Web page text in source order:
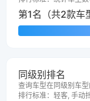
第1名（共2款车
同级别排名
查询车型在同级别车
排行标准：轻客, 手动